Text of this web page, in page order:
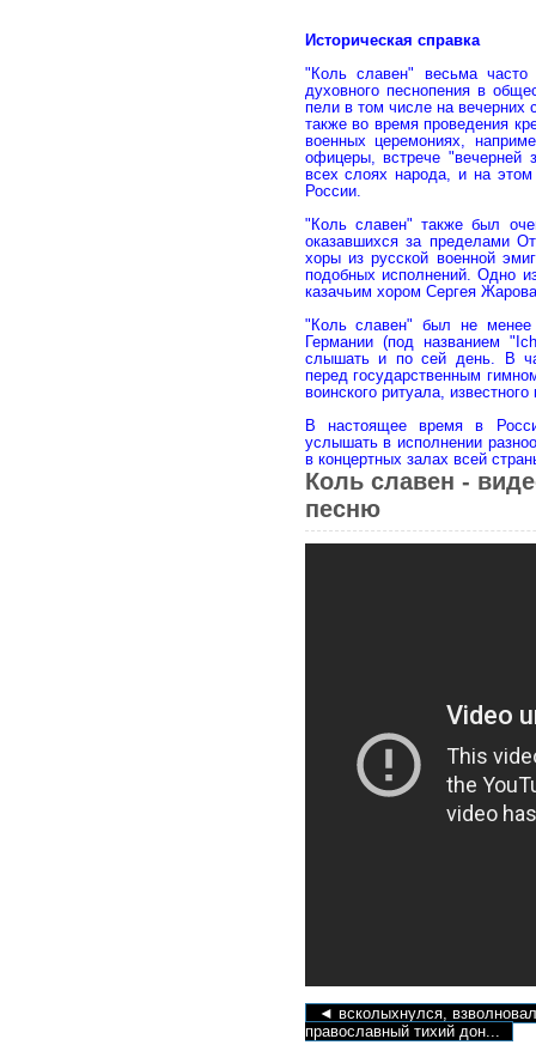
Историческая справка
"Коль славен" весьма часто
духовного песнопения в
пели в том числе на вечерних
также во время проведения
военных церемониях,
офицеры, встрече "вечерней
всех слоях народа, и на
России.
"Коль славен" также был
оказавшихся за пределами
хоры из русской военной
подобных исполнений. Одно
казачьим хором Сергея
"Коль славен" был не менее
Германии (под названием
слышать и по сей день. В
перед государственным
воинского ритуала,
В настоящее время в
услышать в исполнении
в концертных залах всей
Коль славен -
песню
◄ всколыхнулся,
православный тихий дон...